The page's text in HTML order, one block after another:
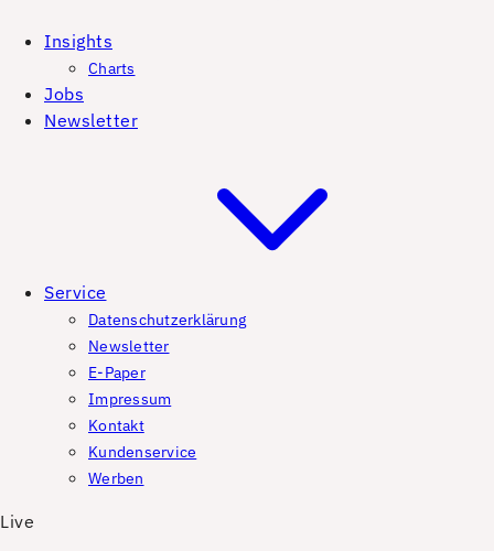
Insights
Charts
Jobs
Newsletter
Service
Datenschutzerklärung
Newsletter
E-Paper
Impressum
Kontakt
Kundenservice
Werben
Live